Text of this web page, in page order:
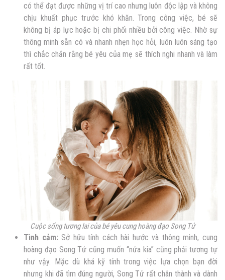
có thể đạt được những vị trí cao nhưng luôn độc lập và không
chịu khuất phục trước khó khăn. Trong công việc, bé sẽ
không bị áp lực hoặc bị chi phối nhiều bởi công việc. Nhờ sự
thông minh sẵn có và nhanh nhẹn học hỏi, luôn luôn sáng tạo
thì chắc chắn rằng bé yêu của mẹ sẽ thích nghi nhanh và làm
rất tốt.
Cuộc sống tương lai của bé yêu cung hoàng đạo Song Tử
Tình cảm: Sở hữu tính cách hài hước và thông minh, cung
hoàng đạo Song Tử cũng muốn “nửa kia” cũng phải tương tự
như vậy. Mặc dù khá kỹ tính trong việc lựa chọn bạn đời
nhưng khi đã tìm đúng người, Song Tử rất chân thành và dành